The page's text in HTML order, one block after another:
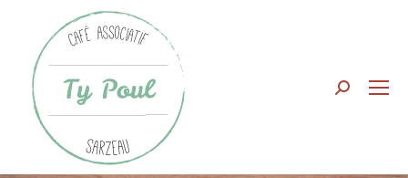
Search: